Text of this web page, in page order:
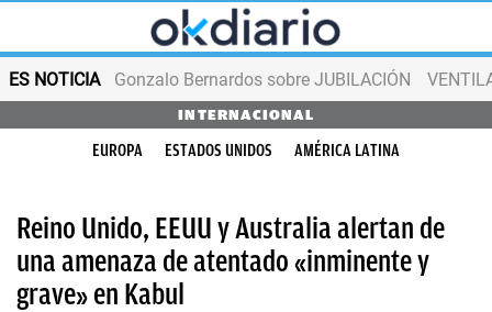
ES NOTICIA Gonzalo Bernardos sobre JUBILACIÓN
INTERNACIONAL
EUROPA ESTADOS UNIDOS AMÉRICA LATINA
Reino Unido, EEUU y Australia alertan de
una amenaza de atentado «inminente y
grave» en Kabul